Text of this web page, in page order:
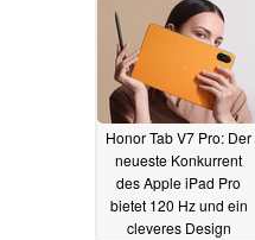
Honor Tab V7 Pro: Der
neueste Konkurrent
des Apple iPad Pro
bietet 120 Hz und ein
cleveres Design